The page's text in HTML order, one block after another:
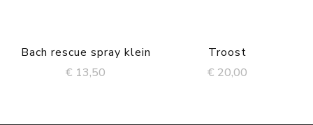
Bach rescue spray klein
€ 13,50
Troost
€ 20,00